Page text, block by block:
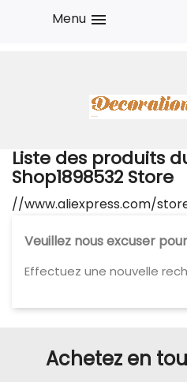
Menu 
Liste des produits
Shop1898532 Store
//www.aliexpress.com/
Veuillez nous excuser
Effectuez une nouvelle
Achetez en